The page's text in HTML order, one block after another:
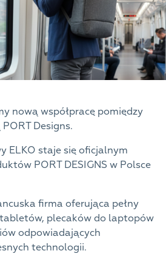
nową współpracę pomiędzy
Designs.
ELKO staje się oficjalnym
PORT DESIGNS w Polsce
firma oferująca pełny
plecaków do laptopów
odpowiadających
technologii.